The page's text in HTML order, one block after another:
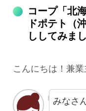
コープ「北
ドポテト（
ししてみま
こんにちは！兼業
みなさ